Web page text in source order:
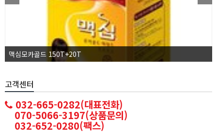
맥심모카골드 150T+20T
고객센터
032-665-0282(대표전화)
070-5066-3197(상품문의)
032-652-0280(팩스)